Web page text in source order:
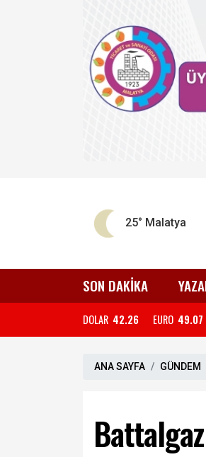
25° Malatya
SON DAKİKA
DOLAR 42.26 EURO 49.07
ANA SAYFA GÜNDEM